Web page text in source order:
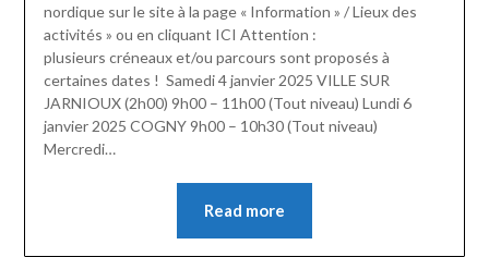
nordique sur le site à la page « Information » / Lieux des
activités » ou en cliquant ICI Attention :
plusieurs créneaux et/ou parcours sont proposés à
certaines dates ! Samedi 4 janvier 2025 VILLE SUR
JARNIOUX (2h00) 9h00 – 11h00 (Tout niveau) Lundi 6
janvier 2025 COGNY 9h00 – 10h30 (Tout niveau)
Mercredi…
Read more